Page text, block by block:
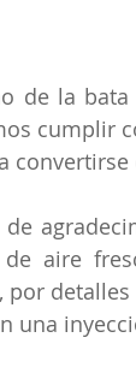
de la
cumplir
aire
por
una